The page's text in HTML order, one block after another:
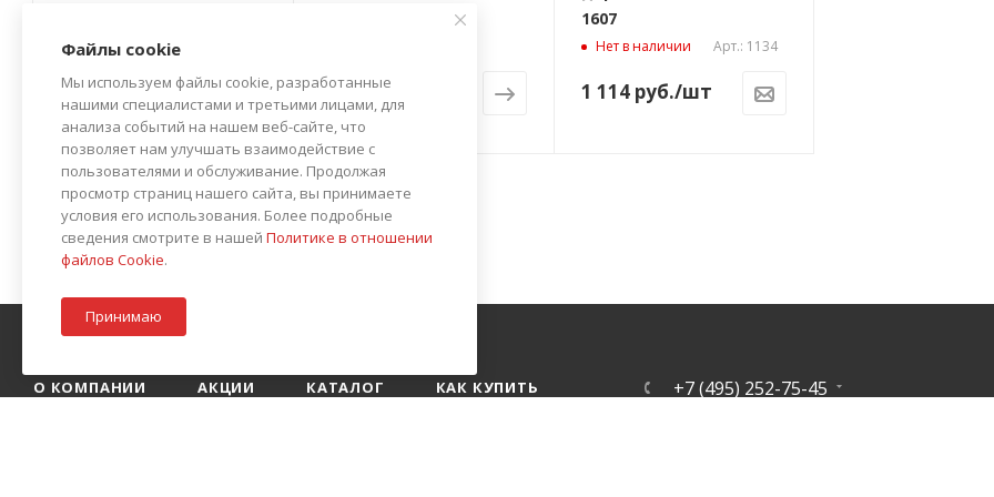
Есть в наличии
от 2 286 руб.
1607
Нет в наличии Арт.: 1134
1 114руб./шт
О КОМПАНИИ АКЦИИ КАТАЛОГ
КАК КУПИТЬ
+7 (495) 252-75-45
Файлы cookie
Мы используем файлы cookie, разработанные
нашими специалистами и третьими лицами, для
анализа событий на нашем веб-сайте, что
позволяет нам улучшать взаимодействие с
пользователями и обслуживание. Продолжая
просмотр страниц нашего сайта, вы принимаете
условия его использования. Более подробные
сведения смотрите в нашей Политике в отношении
файлов Cookie.
Принимаю